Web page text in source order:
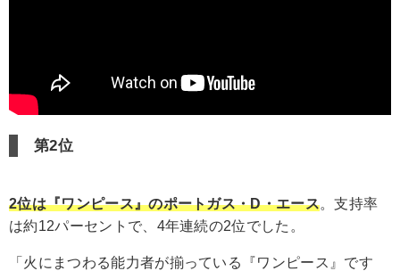
第2位
2位は『ワンピース』のポートガス・D・エース。支持率
は約12パーセントで、4年連続の2位でした。
「火にまつわる能力者が揃っている『ワンピース』です